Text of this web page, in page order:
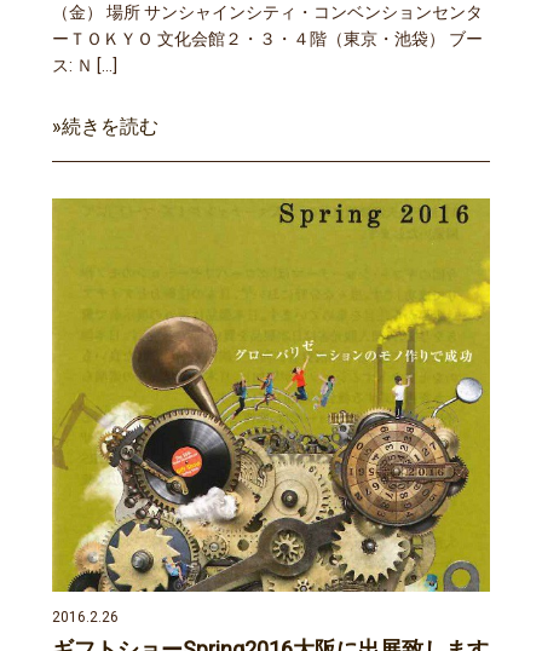
（金） 場所 サンシャインシティ・コンベンションセンタ
ーＴＯＫＹＯ 文化会館２・３・４階（東京・池袋） ブー
ス: Ｎ […]
»続きを読む
2016.2.26